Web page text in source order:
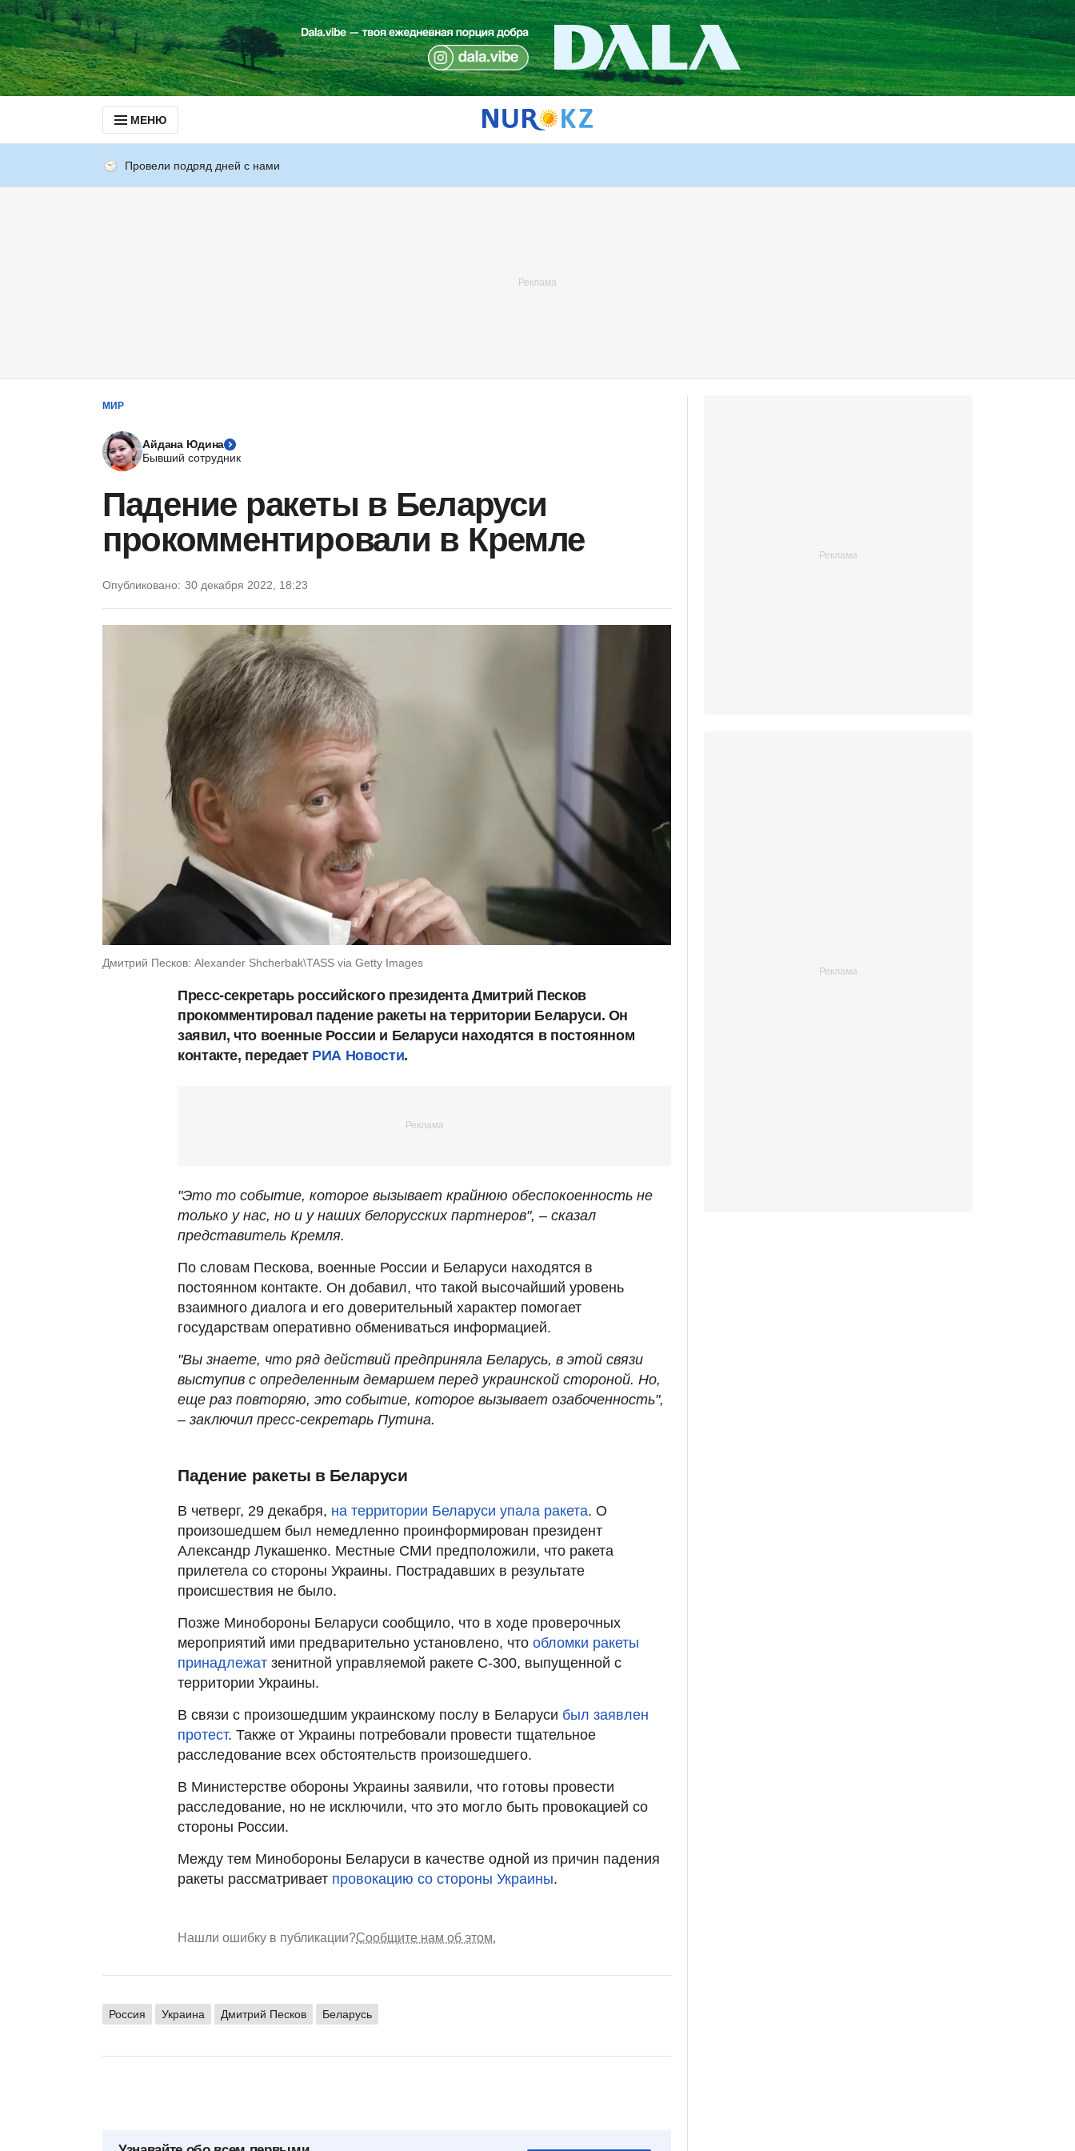
МЕНЮ
Провели подряд дней с нами
МИР
Айдана Юдина
Бывший сотрудник
Падение ракеты в Беларуси
прокомментировали в Кремле
Опубликовано: 30 декабря 2022, 18:23
Дмитрий Песков: Alexander Shcherbak\TASS via Getty Images
Пресс-секретарь российского президента Дмитрий Песков
прокомментировал падение ракеты на территории Беларуси. Он
заявил, что военные России и Беларуси находятся в постоянном
контакте, передает РИА Новости.
"Это то событие, которое вызывает крайнюю обеспокоенность не
только у нас, но и у наших белорусских партнеров", – сказал
представитель Кремля.
По словам Пескова, военные России и Беларуси находятся в
постоянном контакте. Он добавил, что такой высочайший уровень
взаимного диалога и его доверительный характер помогает
государствам оперативно обмениваться информацией.
"Вы знаете, что ряд действий предприняла Беларусь, в этой связи
выступив с определенным демаршем перед украинской стороной. Но,
еще раз повторяю, это событие, которое вызывает озабоченность",
– заключил пресс-секретарь Путина.
Падение ракеты в Беларуси
В четверг, 29 декабря, на территории Беларуси упала ракета. О
произошедшем был немедленно проинформирован президент
Александр Лукашенко. Местные СМИ предположили, что ракета
прилетела со стороны Украины. Пострадавших в результате
происшествия не было.
Позже Минобороны Беларуси сообщило, что в ходе проверочных
мероприятий ими предварительно установлено, что обломки ракеты
принадлежат зенитной управляемой ракете С-300, выпущенной с
территории Украины.
В связи с произошедшим украинскому послу в Беларуси был заявлен
протест. Также от Украины потребовали провести тщательное
расследование всех обстоятельств произошедшего.
В Министерстве обороны Украины заявили, что готовы провести
расследование, но не исключили, что это могло быть провокацией со
стороны России.
Между тем Минобороны Беларуси в качестве одной из причин падения
ракеты рассматривает провокацию со стороны Украины.
Нашли ошибку в публикации?Сообщите нам об этом.
Россия Украина Дмитрий Песков Беларусь